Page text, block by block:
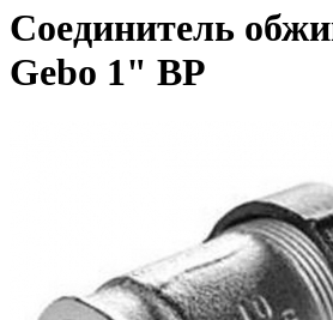
Соединитель
Gebo 1" ВР